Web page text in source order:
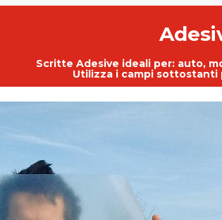
Scritte Adesive ideali per: auto,
Utilizza i campi sottostanti